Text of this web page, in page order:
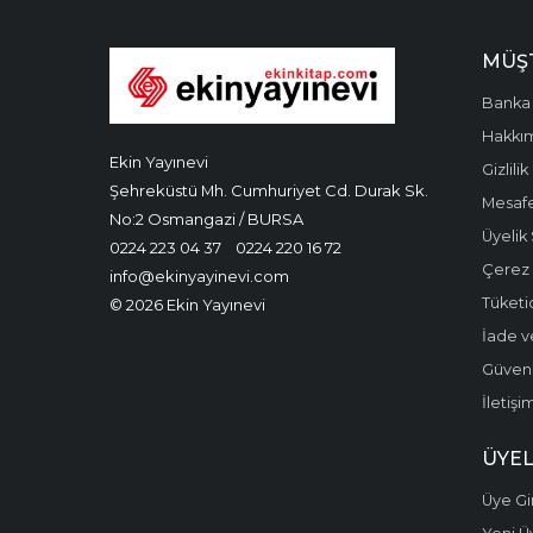
Ekin Yayınevi
Şehreküstü Mh. Cumhuriyet Cd. Durak Sk.
No:2 Osmangazi / BURSA
0224 223 04 37
0224 220 16 72
info@ekinyayinevi.com
© 2026 Ekin Yayınevi
Banka
Gizlilik
Üyelik
Çerez
İade
Üye